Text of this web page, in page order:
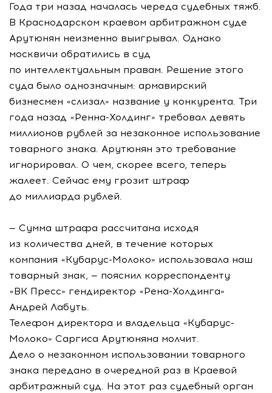
Года три назад началась череда судебных тяжб.
В Краснодарском краевом арбитражном суде
Арутюнян неизменно выигрывал. Однако
москвичи обратились в суд
по интеллектуальным правам. Решение этого
суда было однозначным: армавирский
бизнесмен «слизал» название у конкурента. Три
года назад «Ренна-Холдинг» требовал девять
миллионов рублей за незаконное использование
товарного знака. Арутюнян это требование
игнорировал. О чем, скорее всего, теперь
жалеет. Сейчас ему грозит штраф
до миллиарда рублей.
— Сумма штрафа рассчитана исходя
из количества дней, в течение которых
компания «Кубарус-Молоко» использовала наш
товарный знак, — пояснил корреспонденту
«ВК Пресс» гендиректор «Рена-Холдинга»
Андрей Лабуть.
Телефон директора и владельца «Кубарус-
Молоко» Саргиса Арутюняна молчит.
Дело о незаконном использовании товарного
знака передано в очередной раз в Краевой
арбитражный суд. На этот раз судебный орган